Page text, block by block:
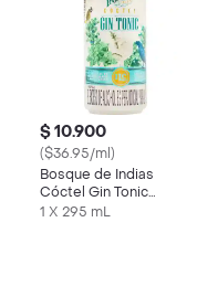
$ 10.900
($36.95/ml)
Bosque de Indias
Cóctel Gin Tonic
Sabor Aguas Tónicas
1 X 295 mL